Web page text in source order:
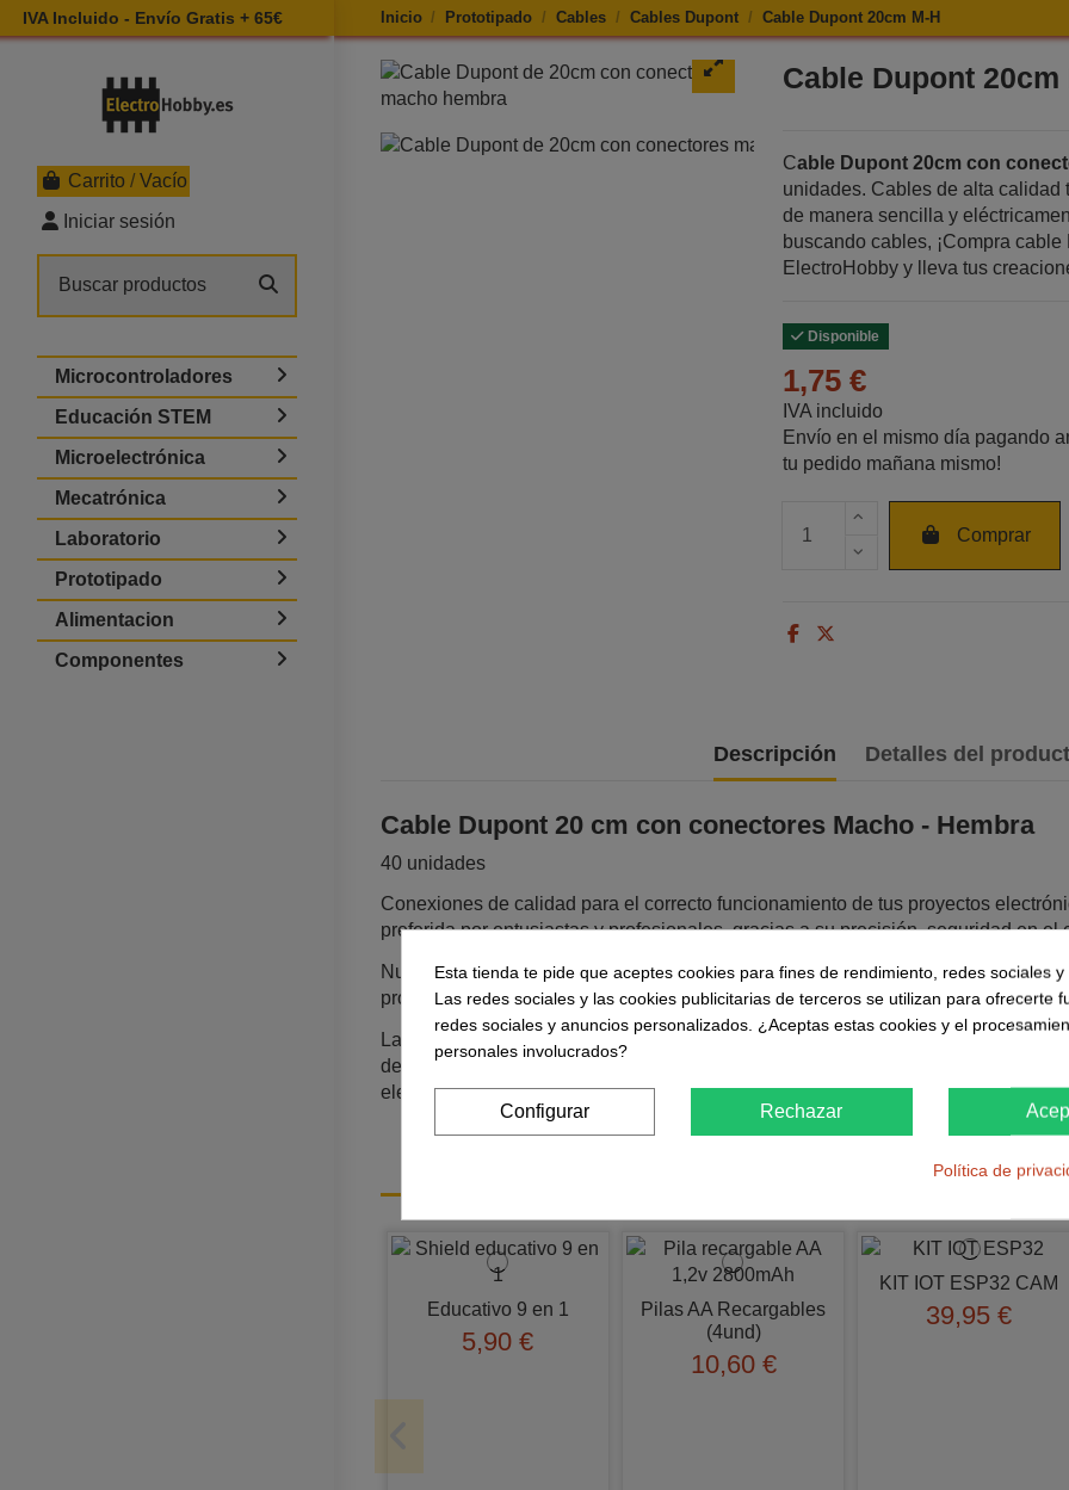
IVA Incluido - Envío Gratis + 65€
Carrito /Vacío
Iniciar sesión
Microcontroladores
Educación STEM
Microelectrónica
Mecatrónica
Laboratorio
Prototipado
Alimentacion
Componentes
Inicio Prototipado Cables Cables Dupont Cable Dupont 20cm M-H
Ampliar imagen de Cable Dupont 20cm M-H Cable Dupont 20cm
Cable Dupont 20cm con
unidades. Cables de alta calidad
de manera sencilla y
buscando cables, ¡Compra
ElectroHobby y lleva tus
Disponible
1,75 €
IVA incluido
Envío en el mismo día pagando
tu pedido mañana mismo!
Cantidad de unidades
Comprar
Descripción Detalles del
Cable Dupont 20 cm con conectores Macho - Hembra
40 unidades
Conexiones de calidad para el correcto funcionamiento de tus proyectos
preferida por entusiastas y profesionales, gracias a su precisión, seguridad en el
Nuestra selección de cable Dupont con conectores ofrece variedad de
proyecto, son ideales para prototipado, circuitos o realizar conexiones en placas
La principal característica de el cable Dupont con terminales es su precisión en
de alta calidad que garantizan una transferencia de señal óptima y una baja
electrónicos funcionarán de manera eficiente y segura, sin interrupciones ni
Educativo 9 en 1
5,90 €
Pilas AA Recargables
(4und)
10,60 €
KIT IOT ESP32 CAM
39,95 €
Esta tienda te pide que aceptes cookies para fines de rendimiento, redes sociales y
Las redes sociales y las cookies publicitarias de terceros se utilizan para ofrecerte
redes sociales y anuncios personalizados. ¿Aceptas estas cookies y el
personales involucrados?
Configurar Rechazar
Política de